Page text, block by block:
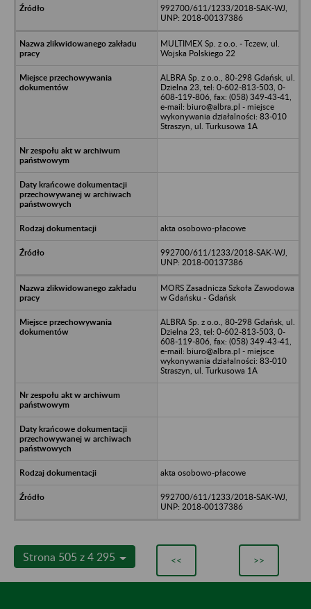
992700/611/1233/2018-SAK-WJ,
UNP: 2018-00137386
MULTIMEX Sp. z o.o. - Tczew, ul.
Wojska Polskiego 22
ALBRA Sp. z o.o., 80-298 Gdańsk, ul.
Dzielna 23, tel: 0-602-813-503, 0-
608-119-806, fax: (058) 349-43-41,
e-mail: biuro@albra.pl - miejsce
wykonywania działalności: 83-010
Straszyn, ul. Turkusowa 1A
akta osobowo-płacowe
992700/611/1233/2018-SAK-WJ,
UNP: 2018-00137386
MORS Zasadnicza Szkoła Zawodowa
w Gdańsku - Gdańsk
ALBRA Sp. z o.o., 80-298 Gdańsk, ul.
Dzielna 23, tel: 0-602-813-503, 0-
608-119-806, fax: (058) 349-43-41,
e-mail: biuro@albra.pl - miejsce
wykonywania działalności: 83-010
Straszyn, ul. Turkusowa 1A
akta osobowo-płacowe
992700/611/1233/2018-SAK-WJ,
UNP: 2018-00137386
Strona 505 z 4 295 << >>